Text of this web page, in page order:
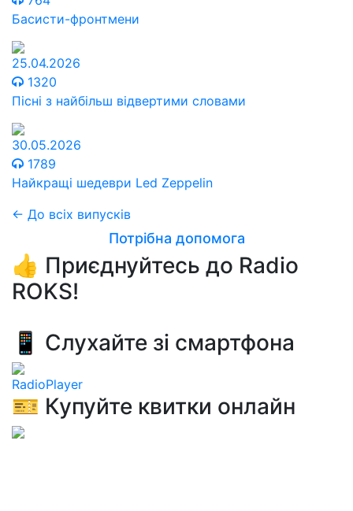
Басисти-фронтмени
25.04.2026
1320
Пісні з найбільш відвертими словами
30.05.2026
1789
Найкращі шедеври Led Zeppelin
← До всіх випусків
Потрібна допомога
👍 Приєднуйтесь до Radio
ROKS!
📱 Слухайте зі смартфона
RadioPlayer
🎫 Купуйте квитки онлайн